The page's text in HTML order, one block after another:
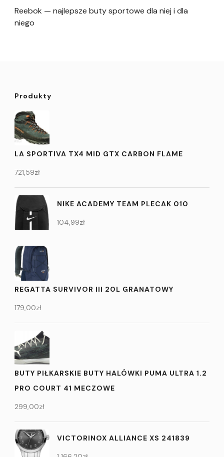
Reebok — najlepsze buty sportowe dla niej i dla
niego
Produkty
LA SPORTIVA TX4 MID GTX CARBON FLAME
721,59zł
NIKE ACADEMY TEAM PLECAK 010
104,99zł
REGATTA SURVIVOR III 20L GRANATOWY
179,00zł
BUTY PIŁKARSKIE BUTY HALÓWKI PUMA ULTRA 1.2
PRO COURT 41 MECZOWE
299,00zł
VICTORINOX ALLIANCE XS 241839